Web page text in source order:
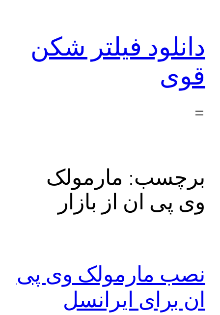
دانلود فیلتر شکن
قوی
برچسب: مارمولک
وی پی ان از بازار
نصب مارمولک وی پی
ان برای ایرانسل